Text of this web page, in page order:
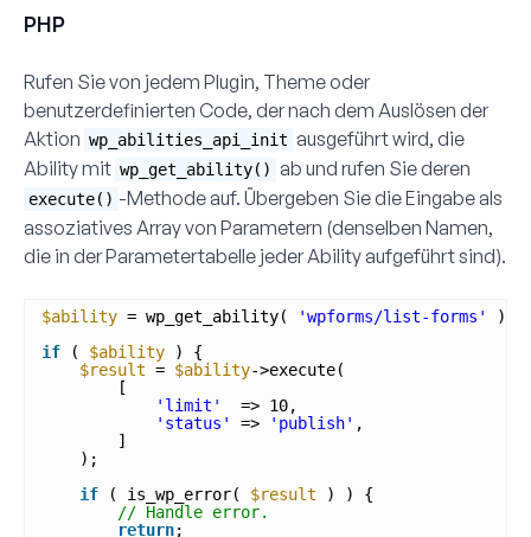
PHP
Rufen Sie von jedem Plugin, Theme oder
benutzerdefinierten Code, der nach dem Auslösen der
Aktion wp_abilities_api_init ausgeführt wird, die
Ability mit wp_get_ability() ab und rufen Sie deren
execute() -Methode auf. Übergeben Sie die Eingabe als
assoziatives Array von Parametern (denselben Namen,
die in der Parametertabelle jeder Ability aufgeführt sind).
$ability = wp_get_ability( 'wpforms/list-forms'
);
if
( $ability
) {
$result = $ability->execute(
[
'limit'
=> 10,
'status'
=> 'publish' ,
]
);
if
( is_wp_error( $result
) ) {
// Handle error.
return;